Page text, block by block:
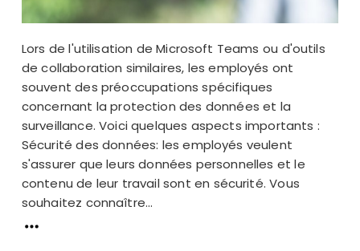
Lors de l'utilisation de Microsoft Teams ou d'outils
de collaboration similaires, les employés ont
souvent des préoccupations spécifiques
concernant la protection des données et la
surveillance. Voici quelques aspects importants :
Sécurité des données: les employés veulent
s'assurer que leurs données personnelles et le
contenu de leur travail sont en sécurité. Vous
souhaitez connaître...